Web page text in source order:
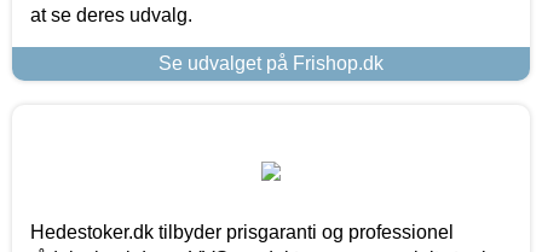
at se deres udvalg.
Se udvalget på Frishop.dk
Hedestoker.dk tilbyder prisgaranti og professionel